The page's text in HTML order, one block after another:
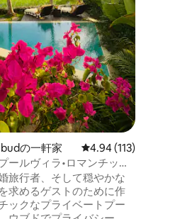
つ星の平均評価
の一軒家 レビュー113件、5つ
4.94 (113)
ールヴィラ•ロマンチック
在
旅行者、そして穏やかな
求めるゲストのために作
ックなプライベートプー